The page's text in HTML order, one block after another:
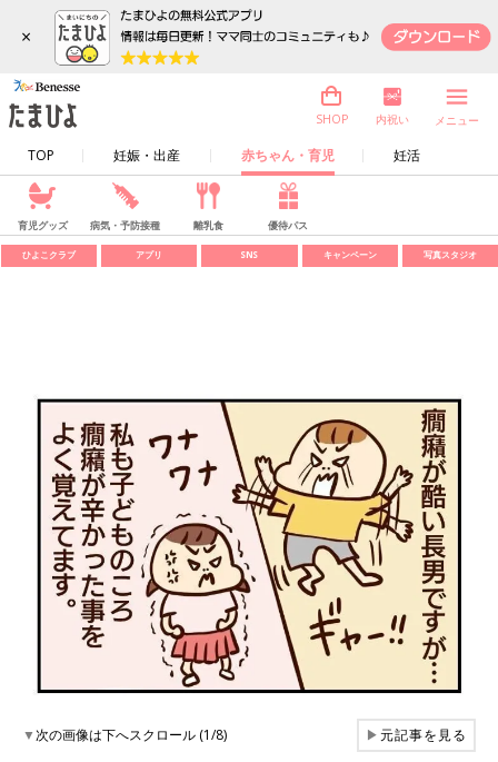
×
TOP 妊娠・出産 赤ちゃん・育児 妊活
SHOP 内祝い メニュー
育児グッズ 病気・予防接種 離乳食 優待パス
ひよこクラブ アプリ SNS キャンペーン 写真スタジオ
▼次の画像は下へスクロール (1/8) ▶元記事を見る